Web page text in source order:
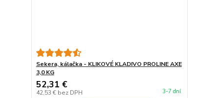
Sekera, kálačka - KLIKOVÉ KLADIVO PROLINE AXE
3,0 KG
52,31 €
42,53 € bez DPH 3-7 dní